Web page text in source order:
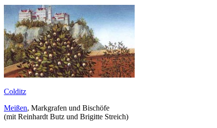
Colditz
Meißen, Markgrafen und Bischöfe
(mit Reinhardt Butz und Brigitte Streich)